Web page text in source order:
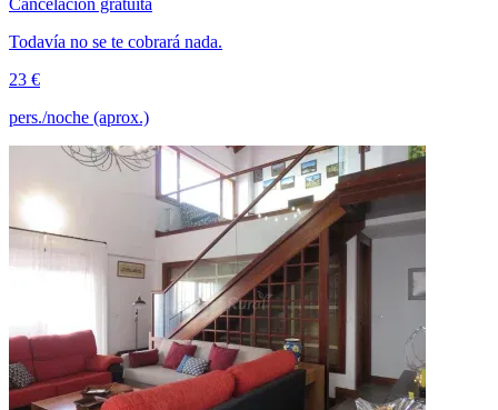
Todavía no se te cobrará nada.
23 €
pers./noche (aprox.)